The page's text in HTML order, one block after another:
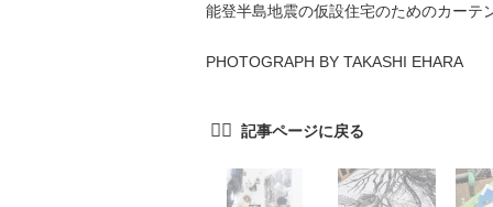
能登半島地震の仮設住宅のためのカーテ
PHOTOGRAPH BY TAKASHI EHARA